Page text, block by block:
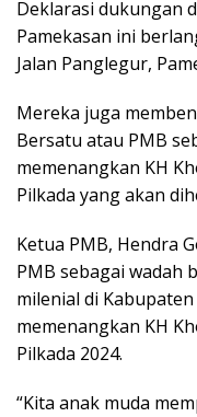
Deklarasi dukungan
Pamekasan ini
Jalan Panglegur,
Mereka juga
Bersatu atau PMB
memenangkan KH
Pilkada yang akan
Ketua PMB, Hendra
PMB sebagai wadah
milenial di
memenangkan KH
Pilkada 2024.
“Kita anak muda